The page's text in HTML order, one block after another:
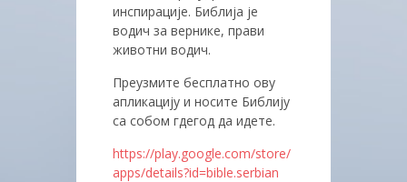
инспирације. Библија је
водич за вернике, прави
животни водич.
Преузмите бесплатно ову
апликацију и носите Библију
са собом гдегод да идете.
https://play.google.com/store/
apps/details?id=bible.serbian